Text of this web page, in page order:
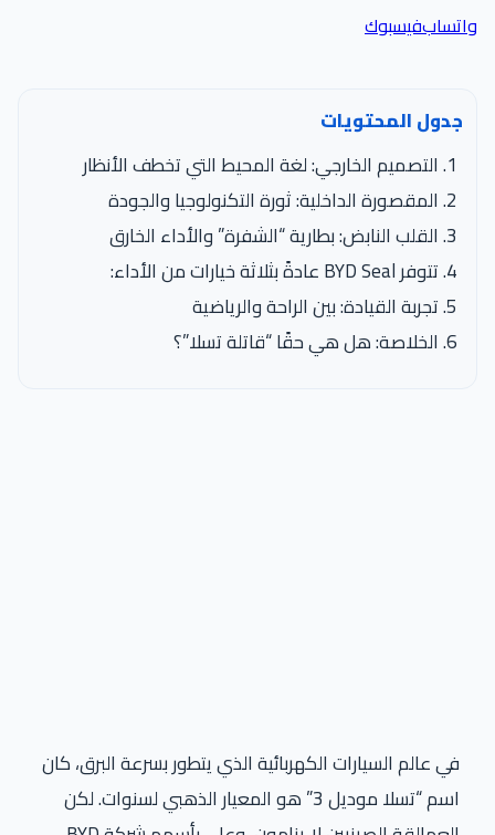
واتسابفيسبوك
جدول المحتويات
التصميم الخارجي: لغة المحيط التي تخطف الأنظار
المقصورة الداخلية: ثورة التكنولوجيا والجودة
القلب النابض: بطارية “الشفرة” والأداء الخارق
تتوفر BYD Seal عادةً بثلاثة خيارات من الأداء:
تجربة القيادة: بين الراحة والرياضية
الخلاصة: هل هي حقًا “قاتلة تسلا”؟
في عالم السيارات الكهربائية الذي يتطور بسرعة البرق، كان
اسم “تسلا موديل 3” هو المعيار الذهبي لسنوات. لكن